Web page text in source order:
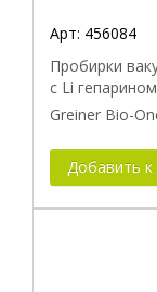
Арт: 456084
Пробирки
с Li
Greiner Bio-
Добавить к